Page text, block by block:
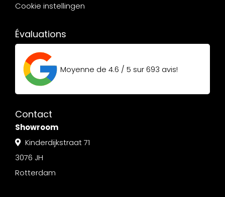
Cookie instellingen
Évaluations
Moyenne de 4.6 / 5 sur693 avis!
Contact
Showroom
Kinderdijkstraat 71
3076 JH
Rotterdam